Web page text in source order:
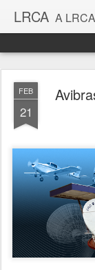
LRCA A LRCA Defense Consulting é uma
FEB
21